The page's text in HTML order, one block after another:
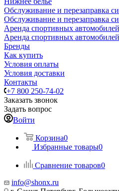
Обслуживание и перезаправка
Обслуживание и перезаправка
Аренда спортивных
Аренда спортивных
Бренды
Как купить
Условия оплаты
Условия доставки
Контакты
+7 800 250-74-02
Заказать звонок
Задать вопрос
Войти
Корзина0
Избранные товары0
Сравнение товаров0
info@shonx.ru